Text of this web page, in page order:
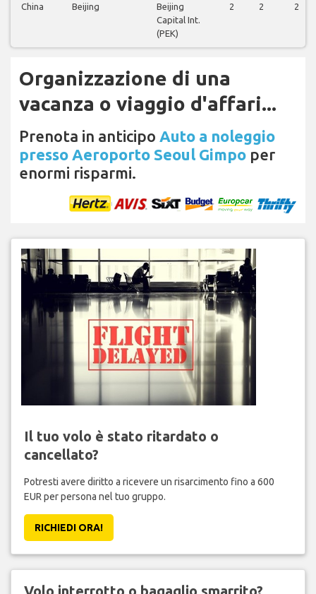
China Beijing
Beijing
Capital Int.
(PEK)
2 2 2
Organizzazione di una
vacanza o viaggio d'affari...
Prenota in anticipo Auto a noleggio
presso Aeroporto Seoul Gimpo per
enormi risparmi.
Il tuo volo è stato ritardato o
cancellato?
Potresti avere diritto a ricevere un risarcimento fino a 600
EUR per persona nel tuo gruppo.
RICHIEDI ORA!